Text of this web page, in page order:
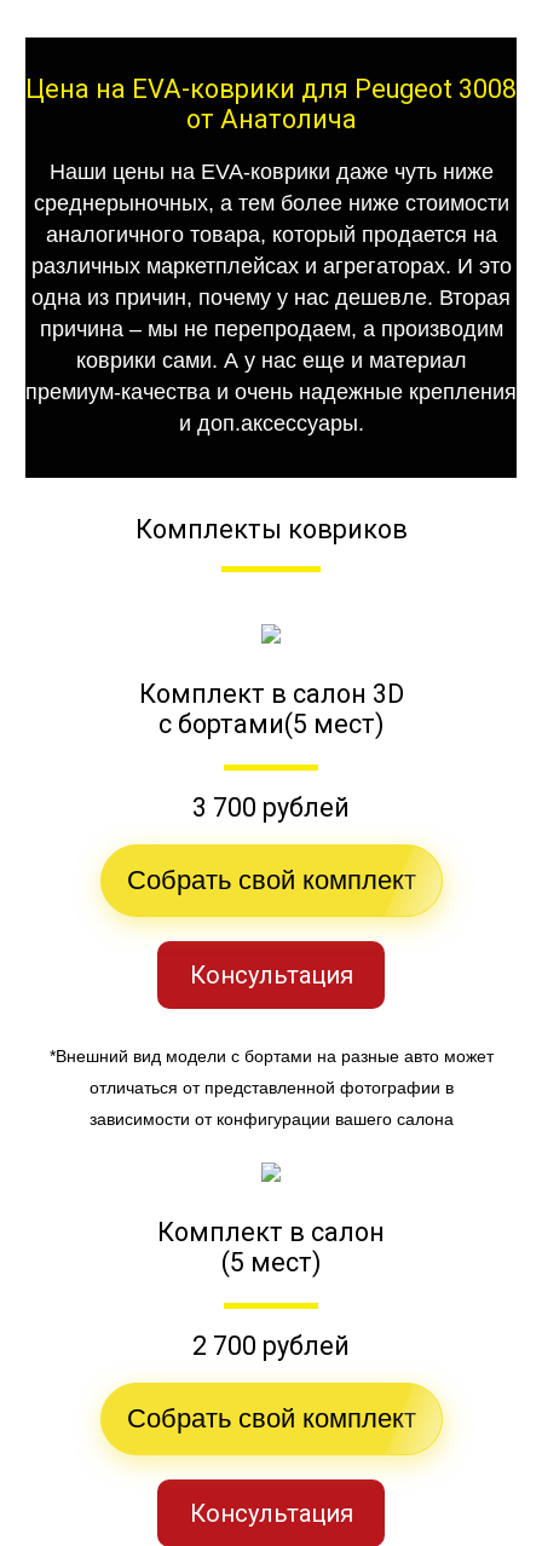
Цена на EVA-коврики для Peugeot 3008
от Анатолича
Наши цены на EVA-коврики даже чуть ниже
среднерыночных, а тем более ниже стоимости
аналогичного товара, который продается на
различных маркетплейсах и агрегаторах. И это
одна из причин, почему у нас дешевле. Вторая
причина – мы не перепродаем, а производим
коврики сами. А у нас еще и материал
премиум-качества и очень надежные крепления
и доп.аксессуары.
Комплекты ковриков
Комплект в салон 3D
с бортами(5 мест)
3 700 рублей
Собрать свой комплект
Консультация
*Внешний вид модели с бортами на разные авто может
отличаться от представленной фотографии в
зависимости от конфигурации вашего салона
Комплект в салон
(5 мест)
2 700 рублей
Собрать свой комплект
Консультация